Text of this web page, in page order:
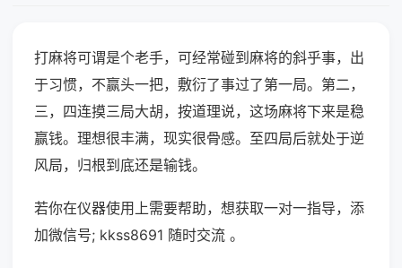
打麻将可谓是个老手，可经常碰到麻将的斜乎事，出
于习惯，不赢头一把，敷衍了事过了第一局。第二，
三，四连摸三局大胡，按道理说，这场麻将下来是稳
赢钱。理想很丰满，现实很骨感。至四局后就处于逆
风局，归根到底还是输钱。
若你在仪器使用上需要帮助，想获取一对一指导，添
加微信号; kkss8691 随时交流 。